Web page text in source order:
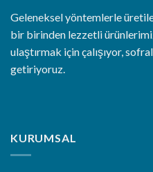
Geleneksel yöntemlerle
bir birinden lezzetli
ulaştırmak için çalışıyor,
getiriyoruz.
KURUMSAL